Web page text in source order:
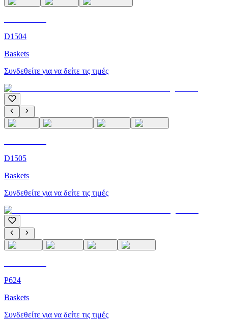
D1504
Baskets
Συνδεθείτε για να δείτε τις τιμές
D1505
Baskets
Συνδεθείτε για να δείτε τις τιμές
P624
Baskets
Συνδεθείτε για να δείτε τις τιμές